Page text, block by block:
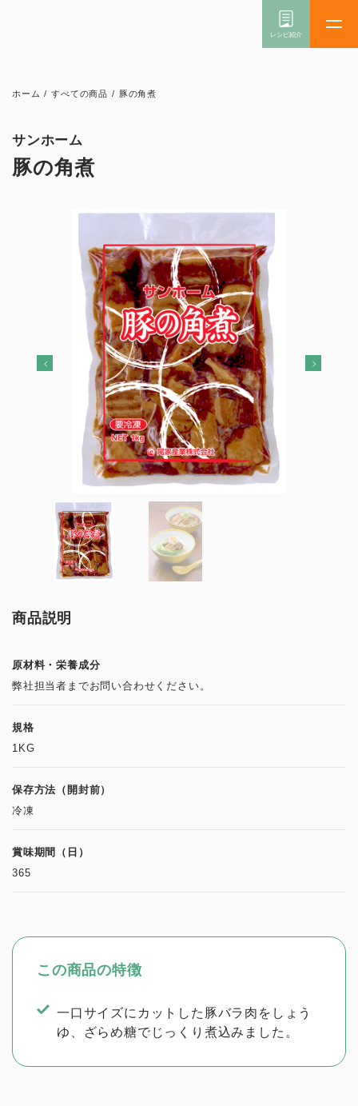
ホーム / すべての商品 / 豚の角煮
サンホーム
豚の角煮
商品説明
原材料・栄養成分
弊社担当者までお問い合わせください。
規格
1KG
保存方法（開封前）
冷凍
賞味期間（日）
365
この商品の特徴
一口サイズにカットした豚バラ肉をしょう
ゆ、ざらめ糖でじっくり煮込みました。